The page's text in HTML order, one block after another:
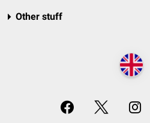
Other stuff